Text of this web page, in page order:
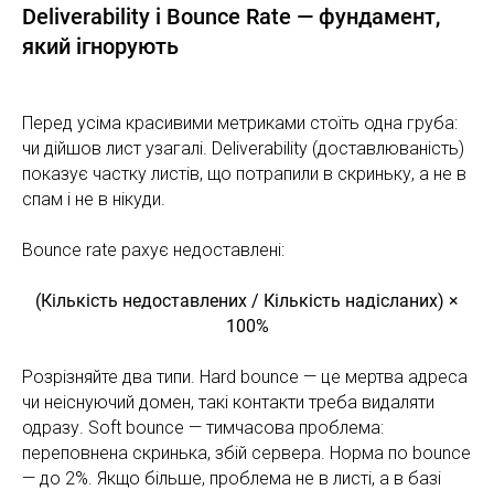
Deliverability і Bounce Rate — фундамент,
який ігнорують
Перед усіма красивими метриками стоїть одна груба:
чи дійшов лист узагалі. Deliverability (доставлюваність)
показує частку листів, що потрапили в скриньку, а не в
спам і не в нікуди.
Bounce rate рахує недоставлені:
(Кількість недоставлених / Кількість надісланих) ×
100%
Розрізняйте два типи. Hard bounce — це мертва адреса
чи неіснуючий домен, такі контакти треба видаляти
одразу. Soft bounce — тимчасова проблема:
переповнена скринька, збій сервера. Норма по bounce
— до 2%. Якщо більше, проблема не в листі, а в базі